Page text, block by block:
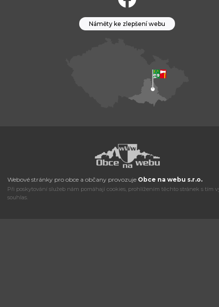
Náměty ke zlepšení webu
Webové stránky pro obce a občany provozuje Obce na webu s.r.o.
Při poskytování služeb nám pomáhají cookies, prohlížením těchto stránek s tím
souhlas.